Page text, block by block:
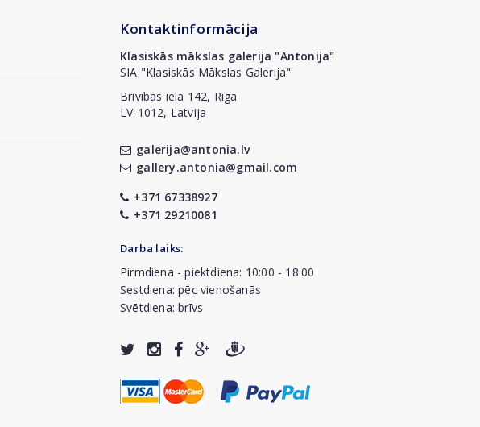
Kontaktinformācija
Klasiskās mākslas galerija "Antonija"
SIA "Klasiskās Mākslas Galerija"
Brīvības iela 142, Rīga
LV-1012, Latvija
galerija@antonia.lv
gallery.antonia@gmail.com
+371 67338927
+371 29210081
Darba laiks:
Pirmdiena - piektdiena: 10:00 - 18:00
Sestdiena: pēc vienošanās
Svētdiena: brīvs